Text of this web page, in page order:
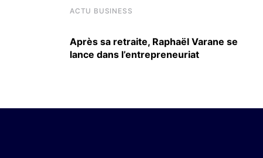
ACTU BUSINESS
Après sa retraite, Raphaël Varane se
lance dans l’entrepreneuriat